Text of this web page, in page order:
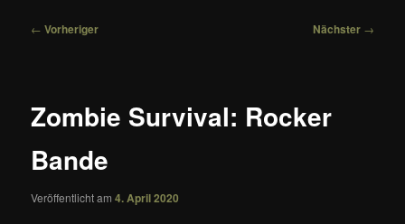
Beitragsnavigation
← Vorheriger Nächster →
Zombie Survival: Rocker
Bande
Veröffentlicht am4. April 2020